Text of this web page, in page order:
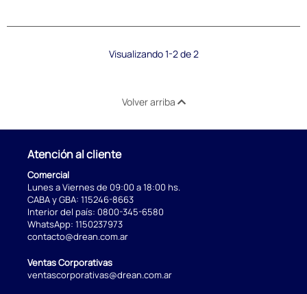
Visualizando 1-2 de 2
Volver arriba
Atención al cliente
Comercial
Lunes a Viernes de 09:00 a 18:00 hs.
CABA y GBA: 115246-8663
Interior del país: 0800-345-6580
WhatsApp: 1150237973
contacto@drean.com.ar
Ventas Corporativas
ventascorporativas@drean.com.ar